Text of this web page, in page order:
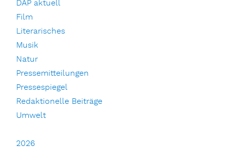
DAP aktuell
Film
Literarisches
Musik
Natur
Pressemitteilungen
Pressespiegel
Redaktionelle Beiträge
Umwelt
2026